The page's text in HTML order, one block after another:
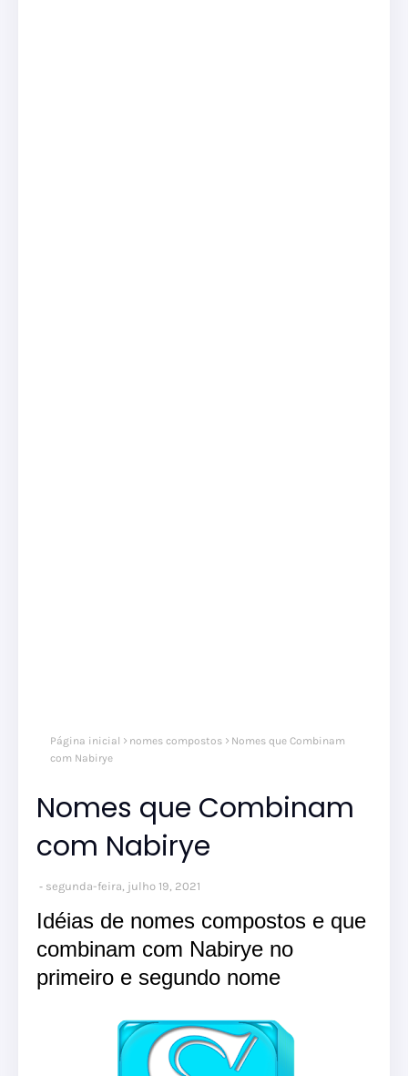
Página inicial nomes compostos
Nomes que Combinam
com Nabirye
Nomes que Combinam
com Nabirye
segunda-feira, julho 19, 2021
Idéias de nomes compostos e que
combinam com Nabirye no
primeiro e segundo nome